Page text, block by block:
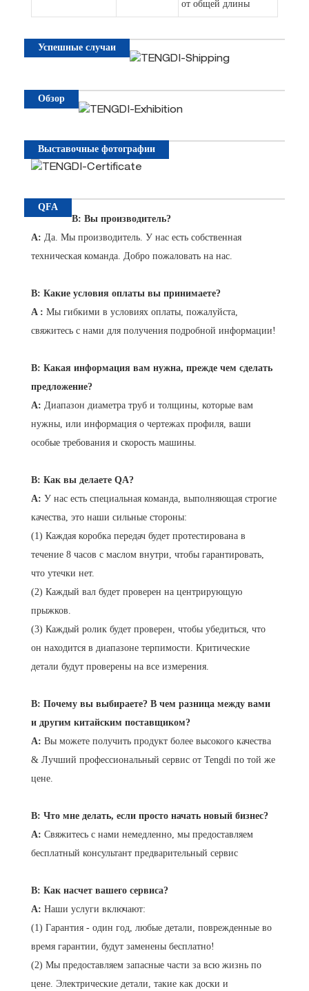
от общей длины
Успешные случаи
Обзор
Выставочные фотографии
QFA
В: Вы производитель?
A: Да. Мы производитель. У нас есть собственная
техническая команда. Добро пожаловать на нас.
В: Какие условия оплаты вы принимаете?
A : Мы гибкими в условиях оплаты, пожалуйста,
свяжитесь с нами для получения подробной информации!
В: Какая информация вам нужна, прежде чем сделать
предложение?
A: Диапазон диаметра труб и толщины, которые вам
нужны, или информация о чертежах профиля, ваши
особые требования и скорость машины.
В: Как вы делаете QA?
A: У нас есть специальная команда, выполняющая строгие
качества, это наши сильные стороны:
(1) Каждая коробка передач будет протестирована в
течение 8 часов с маслом внутри, чтобы гарантировать,
что утечки нет.
(2) Каждый вал будет проверен на центрирующую
прыжков.
(3) Каждый ролик будет проверен, чтобы убедиться, что
он находится в диапазоне терпимости. Критические
детали будут проверены на все измерения.
В: Почему вы выбираете? В чем разница между вами
и другим китайским поставщиком?
A: Вы можете получить продукт более высокого качества
& Лучший профессиональный сервис от Tengdi по той же
цене.
В: Что мне делать, если просто начать новый бизнес?
A: Свяжитесь с нами немедленно, мы предоставляем
бесплатный консультант предварительный сервис
В: Как насчет вашего сервиса?
A: Наши услуги включают:
(1) Гарантия - один год, любые детали, поврежденные во
время гарантии, будут заменены бесплатно!
(2) Мы предоставляем запасные части за всю жизнь по
цене. Электрические детали, такие как доски и